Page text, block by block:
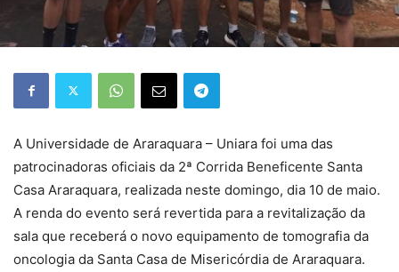
A Universidade de Araraquara – Uniara foi uma das
patrocinadoras oficiais da 2ª Corrida Beneficente Santa
Casa Araraquara, realizada neste domingo, dia 10 de maio.
A renda do evento será revertida para a revitalização da
sala que receberá o novo equipamento de tomografia da
oncologia da Santa Casa de Misericórdia de Araraquara.